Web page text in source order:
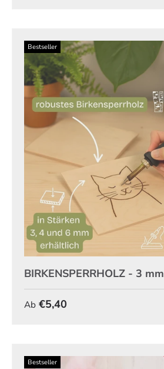
Bestseller
BIRKENSPERRHOLZ - 3 mm
Normaler Preis
Ab €5,40
Bestseller